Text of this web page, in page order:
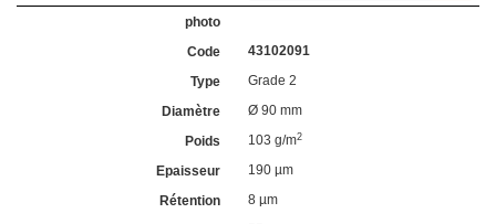
43102091
Grade 2
Ø 90 mm
103 g/m2
190 µm
8 µm